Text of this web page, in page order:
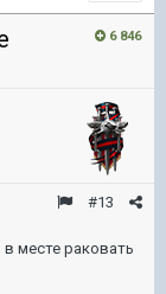
6 846
#13
месте раковать